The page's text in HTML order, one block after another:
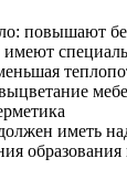
повышают
иметь